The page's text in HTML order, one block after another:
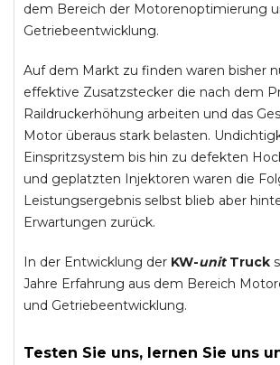
dem Bereich der Motorenoptimierung
Getriebeentwicklung.
Auf dem Markt zu finden waren bisher
effektive Zusatzstecker die nach dem
Raildruckerhöhung arbeiten und das
Motor überaus stark belasten.
Einspritzsystem bis hin zu defekten
und geplatzten Injektoren waren die
Leistungsergebnis selbst blieb aber
Erwartungen zurück.
In der Entwicklung der KW-unitTruck
Jahre Erfahrung aus dem Bereich
und Getriebeentwicklung.
Testen Sie uns, lernen Sie uns